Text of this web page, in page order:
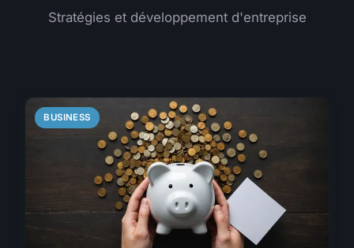
Stratégies et développement d'entreprise
BUSINESS